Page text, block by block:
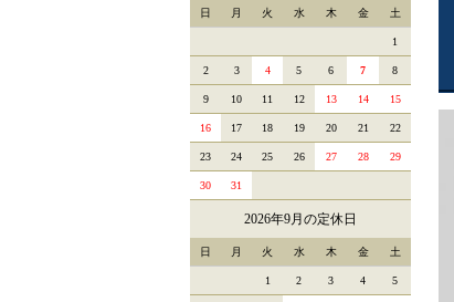
日 月 火 水 木 金 土
1
2 3 4 5 6 7 8
9 10 11 12 13 14 15
16 17 18 19 20 21 22
23 24 25 26 27 28 29
30 31
2026年9月の定休日
日 月 火 水 木 金 土
1 2 3 4 5